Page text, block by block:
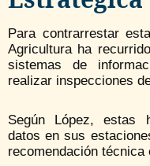
Para contrarrestar
Agricultura ha
sistemas de
realizar inspecciones
Según López, estas
datos en sus
recomendación